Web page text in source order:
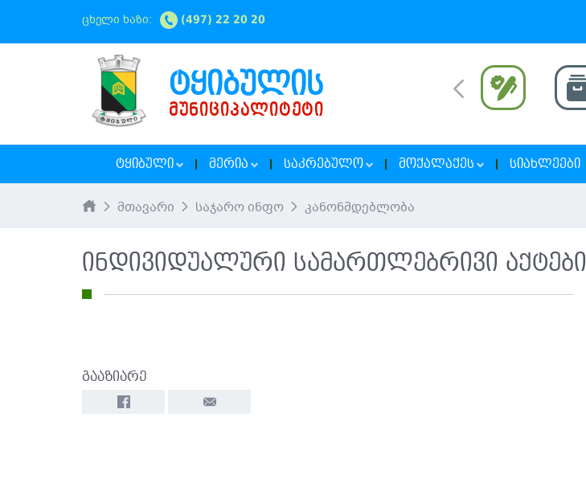
ცხელი ხაზი: (497) 22 20 20
ᲢᲧᲘᲑᲣᲚᲘᲡ
ᲛᲣᲜᲘᲪᲘᲞᲐᲚᲘᲢᲔᲢᲘ
ᲢᲧᲘᲑᲣᲚᲘ ᲛᲔᲠᲘᲐ ᲡᲐᲙᲠᲔᲑᲣᲚᲝ ᲛᲝᲥᲐᲚᲐᲥᲔᲡ ᲡᲘᲐᲮᲚᲔᲔᲑᲘ
მთავარი საჯარო ინფო კანონმდებლობა
ინდივიდუალური სამართლებრივი აქტები
გააზიარე